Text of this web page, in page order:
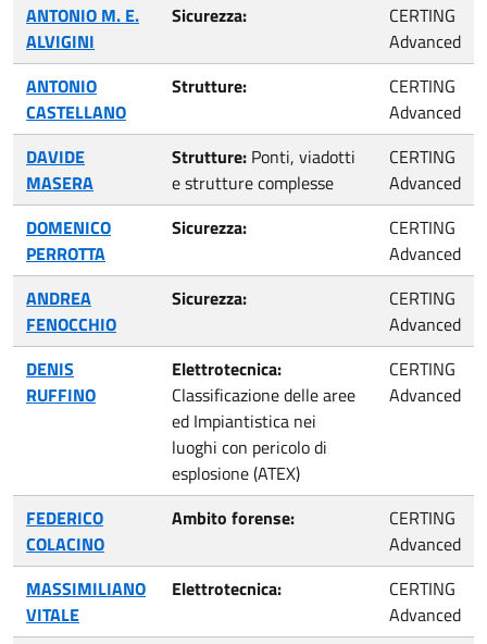
ANTONIO M. E.
ALVIGINI
Sicurezza:
CERTING
Advanced
ANTONIO
CASTELLANO
Strutture:
CERTING
Advanced
DAVIDE
MASERA
Strutture: Ponti, viadotti
e strutture complesse
CERTING
Advanced
DOMENICO
PERROTTA
Sicurezza:
CERTING
Advanced
ANDREA
FENOCCHIO
Sicurezza:
CERTING
Advanced
DENIS
RUFFINO
Elettrotecnica:
Classificazione delle aree
ed Impiantistica nei
luoghi con pericolo di
esplosione (ATEX)
CERTING
Advanced
FEDERICO
COLACINO
Ambito forense:
CERTING
Advanced
MASSIMILIANO
VITALE
Elettrotecnica:
CERTING
Advanced